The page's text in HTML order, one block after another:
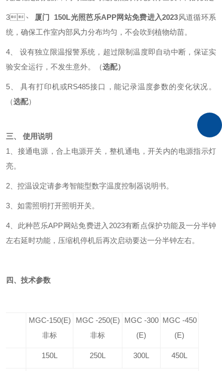
3、 厦门 150L光照芭乐APP网站免费进入2023风道循环系
统，确保工作室内部风力分布均匀，不会吹到植物幼苗。
4、 设有独立限温报警系统 ， 超过限制温度即自动中断，保证实
验安全运行，不发生意外。（选配）
5、 具有打印机或RS485接口，能记录温度参数的变化状况。
（选配）
三、 使用说明
1、接通电源，合上电源开关，整机通电，开关内的电源指示灯
亮。
2、控温设定请参考智能型数字温度控制器说明书。
3、如需照明打开照明开关。
4、此种芭乐APP网站免费进入2023有断点保护功能及一分半钟
左右延时功能，压缩机停机后再次启动要达一分半钟左右。
四、技术参数
MGC-150(E)
非标
MGC -250(E)
非标
MGC -300
(E)
MGC -450
(E)
150L 250L 300L 450L